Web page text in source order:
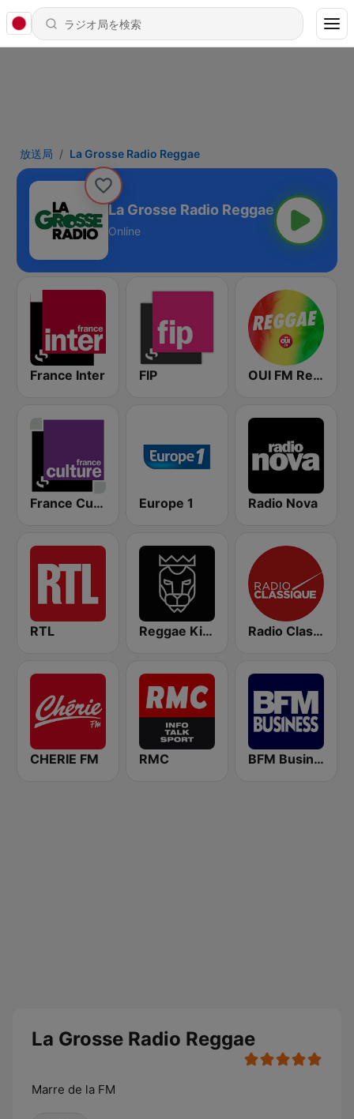
放送局 La Grosse Radio Reggae
La Grosse Radio Reggae
Online
France Inter FIP OUI FM Reggae
France Culture Europe 1 Radio Nova
RTL Reggae King Radio Radio Classique
CHERIE FM RMC BFM Business 100.8 FM
La Grosse Radio Reggae
Marre de la FM